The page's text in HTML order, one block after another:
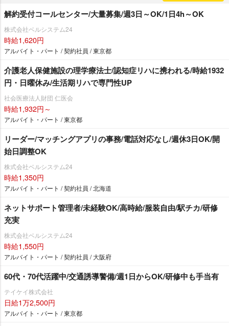
解約受付コールセンター/大量募集/週3日～OK/1日4h～OK
株式会社ベルシステム24
時給1,620円
アルバイト・パート / 契約社員 / 東京都
介護老人保健施設の理学療法士/認知症リハに携われる/時給1932
円・日曜休み/生活期リハで専門性UP
社会医療法人財団 仁医会
時給1,932円～
アルバイト・パート / 東京都
リーダー/マッチングアプリの事務/電話対応なし/週休3日OK/開
始日調整OK
株式会社ベルシステム24
時給1,350円
アルバイト・パート / 契約社員 / 北海道
ネットサポート管理者/未経験OK/高時給/服装自由/駅チカ/研修
充実
株式会社ベルシステム24
時給1,550円
アルバイト・パート / 契約社員 / 大阪府
60代・70代活躍中/交通誘導警備/週1日からOK/研修中も手当有
テイケイ株式会社
日給1万2,500円
アルバイト・パート / 東京都